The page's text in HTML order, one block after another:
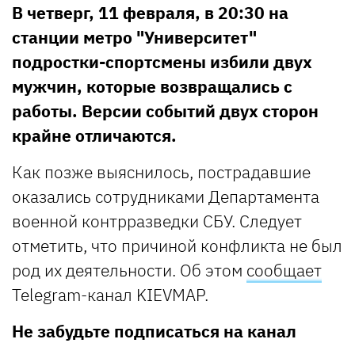
В четверг, 11 февраля, в 20:30 на
станции метро "Университет"
подростки-спортсмены избили двух
мужчин, которые возвращались с
работы. Версии событий двух сторон
крайне отличаются.
Как позже выяснилось, пострадавшие
оказались сотрудниками Департамента
военной контрразведки СБУ. Следует
отметить, что причиной конфликта не был
род их деятельности. Об этом сообщает
Telegram-канал KIEVMAP.
Не забудьте подписаться на канал